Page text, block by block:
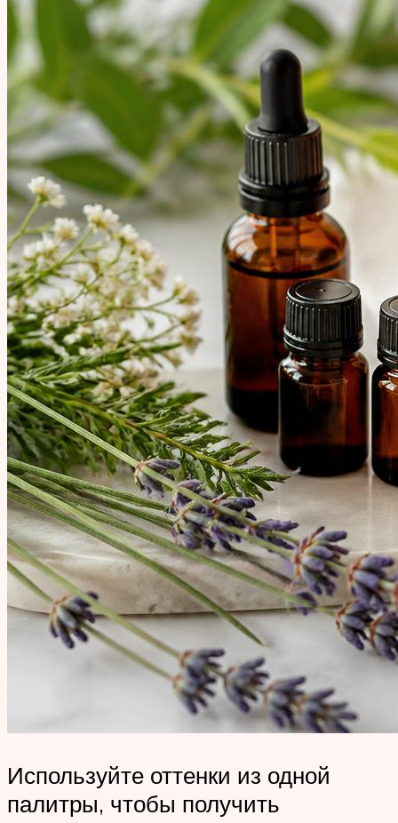
Используйте оттенки из одной
палитры, чтобы получить